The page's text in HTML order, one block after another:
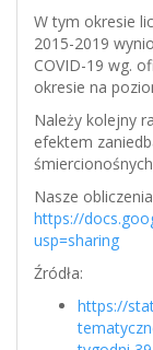
W tym okresie
2015-2019
COVID-19 wg.
okresie na
Należy kolejny
efektem
Nasze
https://
usp=sharing
Źródła:
https://